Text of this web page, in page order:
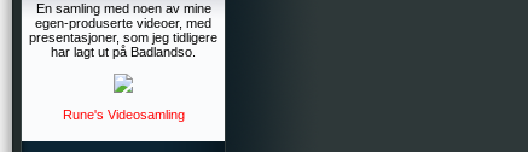
En samling med noen av mine
egen-produserte videoer, med
presentasjoner, som jeg tidligere
har lagt ut på Badlandso.
Rune's Videosamling